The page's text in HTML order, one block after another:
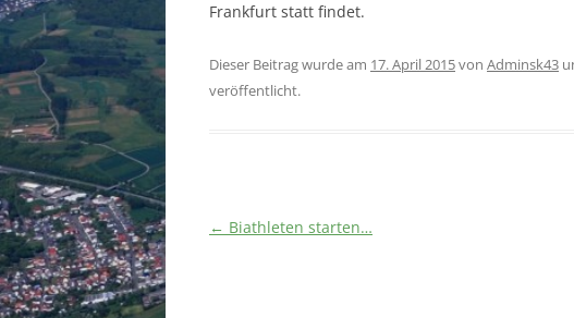
Frankfurt statt findet.
Dieser Beitrag wurde am 17. April 2015von Adminsk43
veröffentlicht.
Beitragsnavigation
← Biathleten starten…